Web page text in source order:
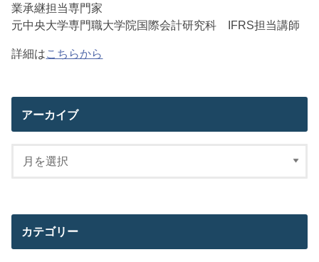
業承継担当専門家
元中央大学専門職大学院国際会計研究科 IFRS担当講師
詳細はこちらから
アーカイブ
カテゴリー